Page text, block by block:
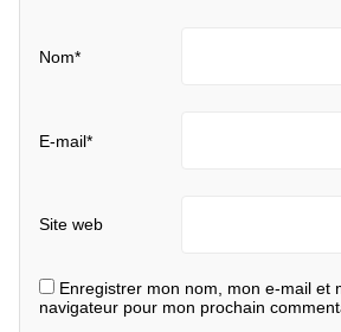
Nom*
E-mail*
Site web
Enregistrer mon nom, mon e-mail et
navigateur pour mon prochain